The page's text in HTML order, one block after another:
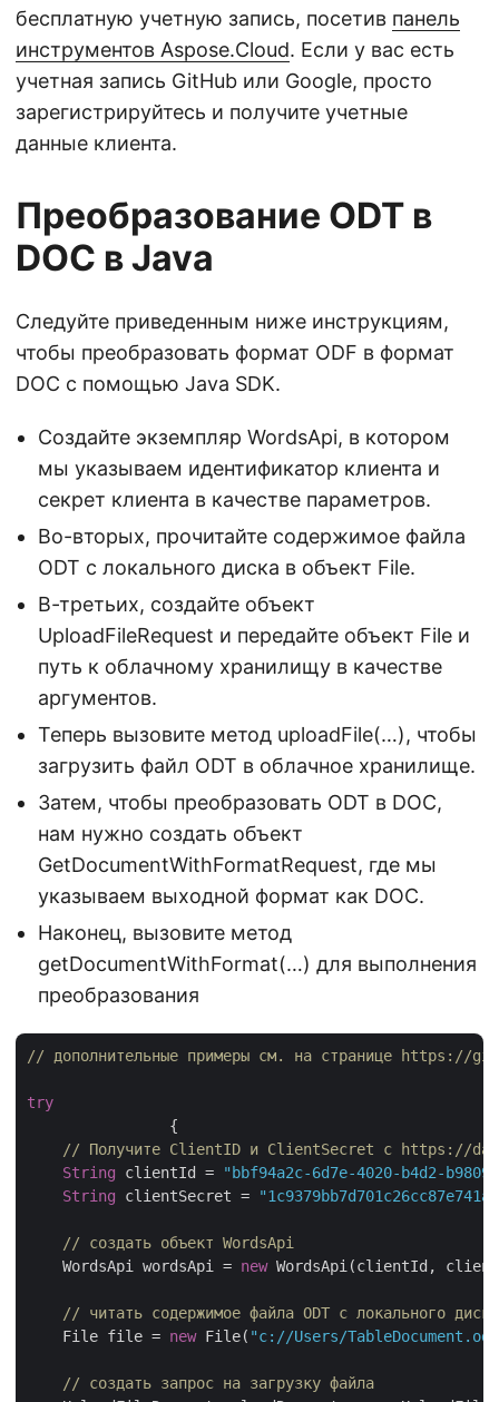
бесплатную учетную запись, посетив панель
инструментов Aspose.Cloud. Если у вас есть
учетная запись GitHub или Google, просто
зарегистрируйтесь и получите учетные
данные клиента.
Преобразование ODT в
DOC в Java
Следуйте приведенным ниже инструкциям,
чтобы преобразовать формат ODF в формат
DOC с помощью Java SDK.
Создайте экземпляр WordsApi, в котором
мы указываем идентификатор клиента и
секрет клиента в качестве параметров.
Во-вторых, прочитайте содержимое файла
ODT с локального диска в объект File.
В-третьих, создайте объект
UploadFileRequest и передайте объект File и
путь к облачному хранилищу в качестве
аргументов.
Теперь вызовите метод uploadFile(…), чтобы
загрузить файл ODT в облачное хранилище.
Затем, чтобы преобразовать ODT в DOC,
нам нужно создать объект
GetDocumentWithFormatRequest, где мы
указываем выходной формат как DOC.
Наконец, вызовите метод
getDocumentWithFormat(…) для выполнения
преобразования
// дополнительные примеры см. на странице https://
try
// Получите ClientID и ClientSecret с https://
String clientId =
"bbf94a2c-6d7e-4020-b4d2-
String clientSecret =
// создать объект WordsApi
    WordsApi wordsApi =
new WordsApi(clientId,
// читать содержимое файла ODT с локального диска
    File file =
new File( "c://Users/
// создать запрос на загрузку файла